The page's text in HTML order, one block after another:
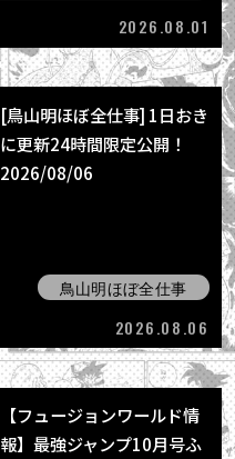
2026.08.01
[鳥山明ほぼ全仕事] 1日おき
に更新24時間限定公開！
2026/08/06
鳥山明ほぼ全仕事
2026.08.06
【フュージョンワールド情
報】最強ジャンプ10月号ふ